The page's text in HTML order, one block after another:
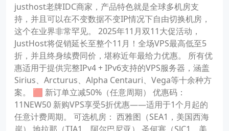
justhost老牌IDC商家，产品特色就是全球多机房支
持，并且可以在不变数据不变IP情况下自由切换机房，
这个在业界非常罕见。 2025年11月双11大促活动，
JustHost将促销延长至整个11月！全场VPS最高低至5
折，并且终身续费同价，堪称近年最给力优惠。 所有优
惠适用于提供完整IPv4 + IPv6支持的VPS服务器，涵盖
Sirius、Arcturus、Alpha Centauri、Vega等十余种方
案。 🟥 新订单立减50%（任意周期） 优惠码：
11NEW50 新购VPS享受5折优惠——适用于1个月起的
任意计费周期。 可选机房： 西雅图（SEA1，美国西海
岸） 地拉那（TIA1，阿尔巴尼亚） 圣何塞（SJC1，美